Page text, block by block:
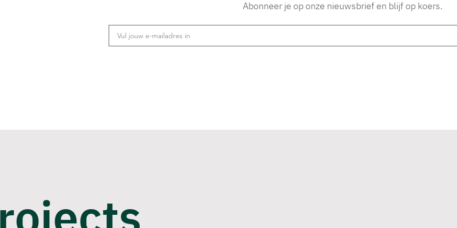
Abonneer je op onze nieuwsbrief en blijf op koers.